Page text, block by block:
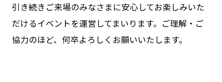
引き続きご来場のみなさまに安心してお楽しみいた
だけるイベントを運営してまいります。ご理解・ご
協力のほど、何卒よろしくお願いいたします。